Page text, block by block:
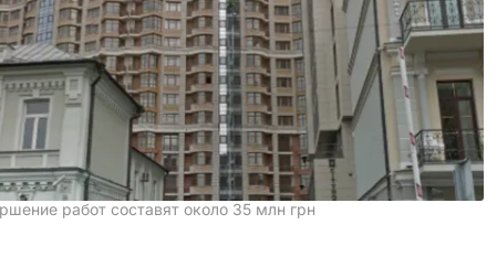
работ составят около 35 млн грн